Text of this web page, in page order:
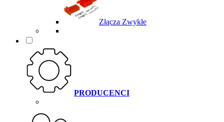
Złącza Zwykłe
PRODUCENCI